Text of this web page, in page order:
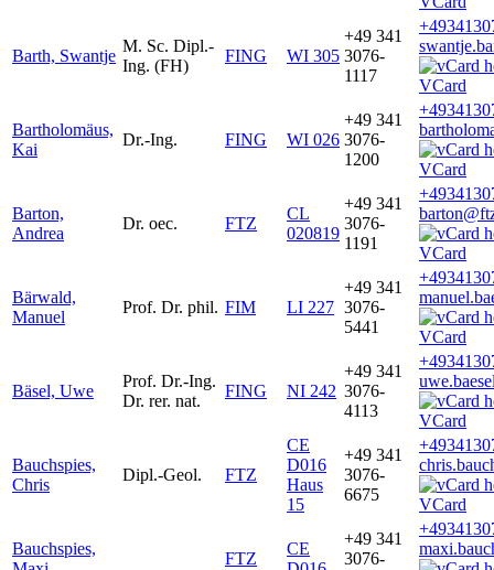
Barth, Swantje
M. Sc. Dipl.-
Ing. (FH)
FING WI 305
+49 341
3076-
1117
VCard
Bartholomäus,
Kai
Dr.-Ing. FING WI 026
+49 341
3076-
1200
VCard
Barton,
Andrea
Dr. oec. FTZ
CL
020819
+49 341
3076-
1191
VCard
Bärwald,
Manuel
Prof. Dr. phil. FIM LI 227
+49 341
3076-
5441
VCard
Bäsel, Uwe
Prof. Dr.-Ing.
Dr. rer. nat.
FING NI 242
+49 341
3076-
4113
VCard
Bauchspies,
Chris
Dipl.-Geol. FTZ
CE
D016
Haus
15
+49 341
3076-
6675
VCard
Bauchspies,
FTZ
CE
+49 341
3076-